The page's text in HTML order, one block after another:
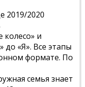
2019/2020
колесо» и
до «Я». Все этапы
формате. По
семья знает